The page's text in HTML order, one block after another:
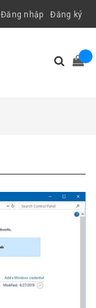
Đăng nhập Đăng ký